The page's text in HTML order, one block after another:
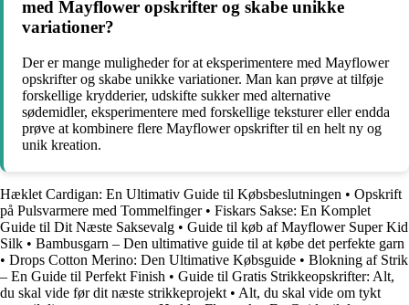
med Mayflower opskrifter og skabe unikke
variationer?
Der er mange muligheder for at eksperimentere med Mayflower
opskrifter og skabe unikke variationer. Man kan prøve at tilføje
forskellige krydderier, udskifte sukker med alternative
sødemidler, eksperimentere med forskellige teksturer eller endda
prøve at kombinere flere Mayflower opskrifter til en helt ny og
unik kreation.
Hæklet Cardigan: En Ultimativ Guide til Købsbeslutningen • Opskrift
på Pulsvarmere med Tommelfinger• Fiskars Sakse: En Komplet
Guide til Dit Næste Saksevalg • Guide til køb af Mayflower Super Kid
Silk • Bambusgarn – Den ultimative guide til at købe det perfekte garn
• Drops Cotton Merino: Den Ultimative Købsguide • Blokning af Strik
– En Guide til Perfekt Finish • Guide til Gratis Strikkeopskrifter: Alt,
du skal vide før dit næste strikkeprojekt • Alt, du skal vide om tykt